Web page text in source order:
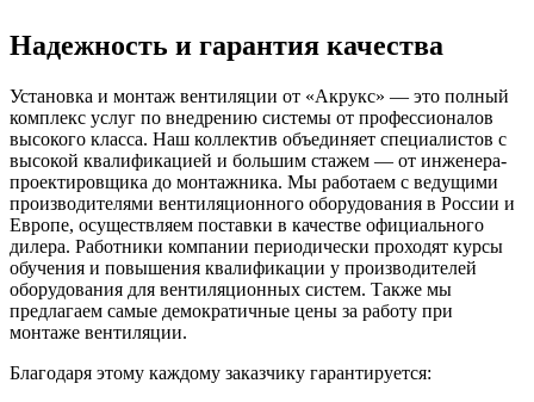
Надежность и гарантия качества
Установка и монтаж вентиляции от «Акрукс» — это полный
комплекс услуг по внедрению системы от профессионалов
высокого класса. Наш коллектив объединяет специалистов с
высокой квалификацией и большим стажем — от инженера-
проектировщика до монтажника. Мы работаем с ведущими
производителями вентиляционного оборудования в России и
Европе, осуществляем поставки в качестве официального
дилера. Работники компании периодически проходят курсы
обучения и повышения квалификации у производителей
оборудования для вентиляционных систем. Также мы
предлагаем самые демократичные цены за работу при
монтаже вентиляции.
Благодаря этому каждому заказчику гарантируется: